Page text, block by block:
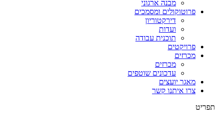
מבנה ארגוני
פרוטוקולים ומסמכים
דירקטוריון
ועדות
תוכנית עבודה
פרויקטים
מכרזים
מכרזים
עדכונים שוטפים
מאגר יועצים
צרו איתנו קשר
תפריט